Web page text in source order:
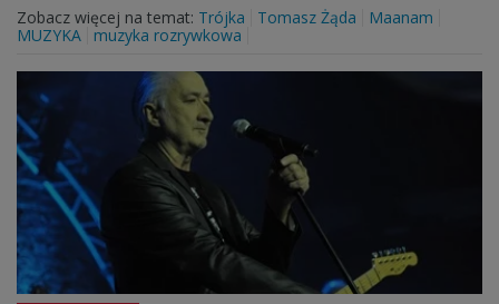
Zobacz więcej na temat: Trójka Tomasz Żąda
Maanam
MUZYKA
muzyka rozrywkowa